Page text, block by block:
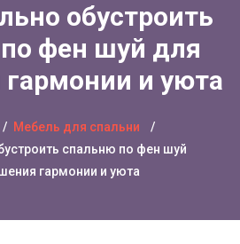
обустроить
фен шуй для
и уюта
Мебель для спальни
спальню по фен шуй
гармонии и уюта